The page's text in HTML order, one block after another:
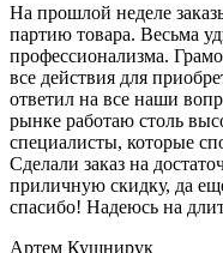
На прошлой неделе
партию товара. Весьма
профессионализма.
все действия для
ответил на все наши
рынке работаю столь
специалисты, которые
Сделали заказ на
приличную скидку, да
спасибо! Надеюсь на
Артем Кушнирук